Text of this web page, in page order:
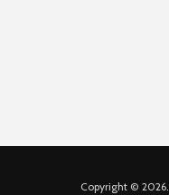
Copyright © 2026.